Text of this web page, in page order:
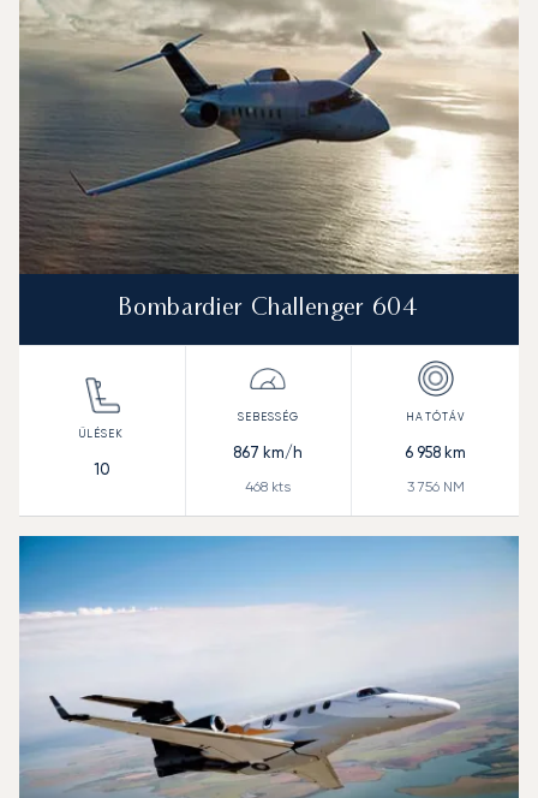
Bombardier Challenger 604
10
867 km/h
468 kts
6 958 km
3 756NM